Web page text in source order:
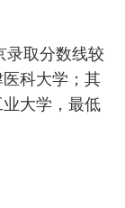
录取分数线较
科大学；其
大学，最低